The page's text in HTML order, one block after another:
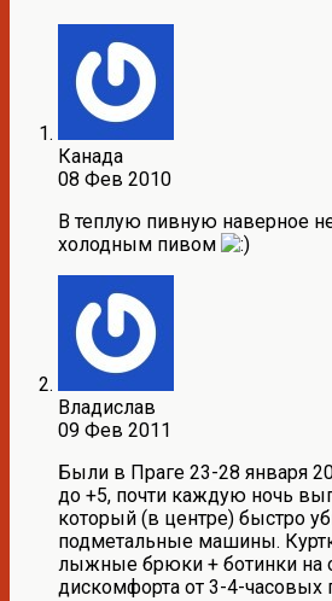
Канада
08 Фев 2010
В теплую пивную наверное
холодным пивом
Владислав
09 Фев 2011
Были в Праге 23-28 января
до +5, почти каждую ночь
который (в центре) быстро
подметальные машины.
лыжные брюки + ботинки на
дискомфорта от 3-4-часовых